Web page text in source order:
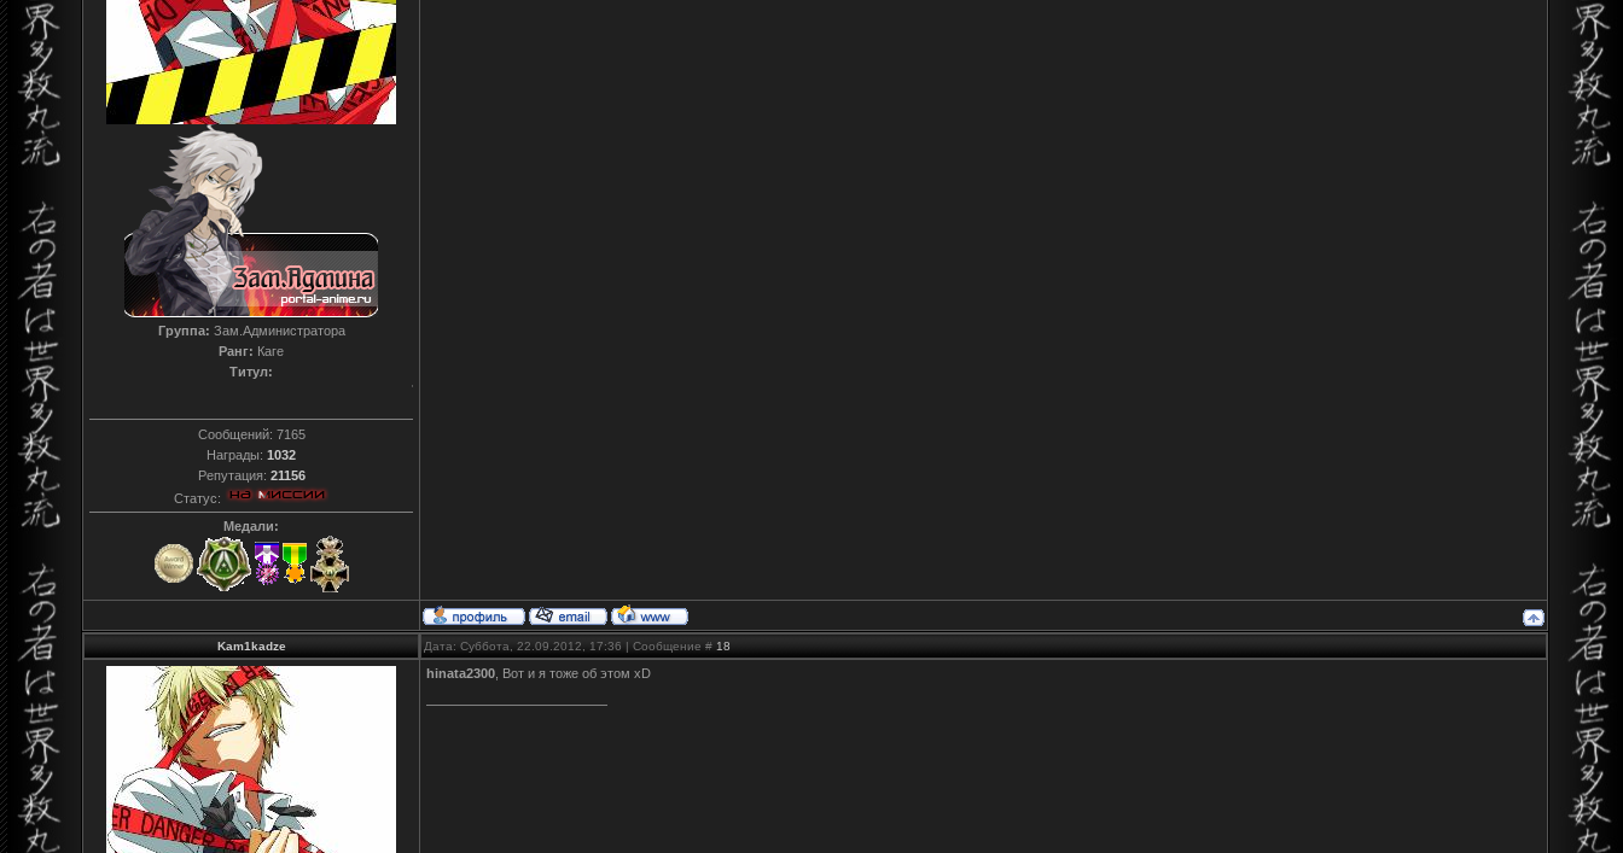
Группа: Зам.Администратора
Ранг: Каге
Титул:
T0reador xD
Сообщений: 7165
Награды: 1032
Репутация: 21156
Статус:
Медали:
Kam1kadze Дата: Суббота, 22.09.2012, 17:36 | Сообщение # 18
hinata2300 , Вот и я тоже об этом xD